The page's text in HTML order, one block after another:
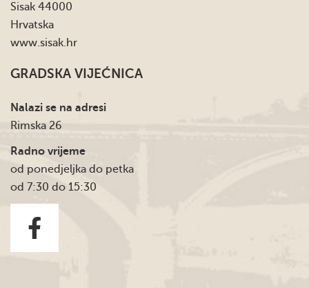
Sisak 44000
Hrvatska
www.sisak.hr
GRADSKA VIJEĆNICA
Nalazi se na adresi
Rimska 26
Radno vrijeme
od ponedjeljka do petka
od 7:30 do 15:30